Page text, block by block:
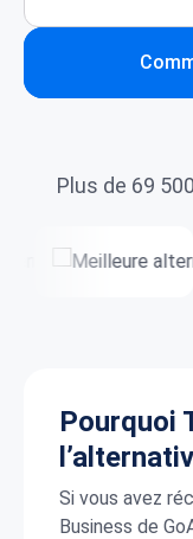
Plus de 69
Pourquoi
Si vous avez
Business de